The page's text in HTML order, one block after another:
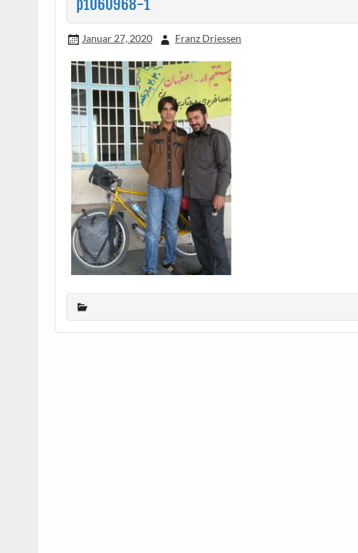
p1060968-1
Januar 27, 2020 Franz Driessen